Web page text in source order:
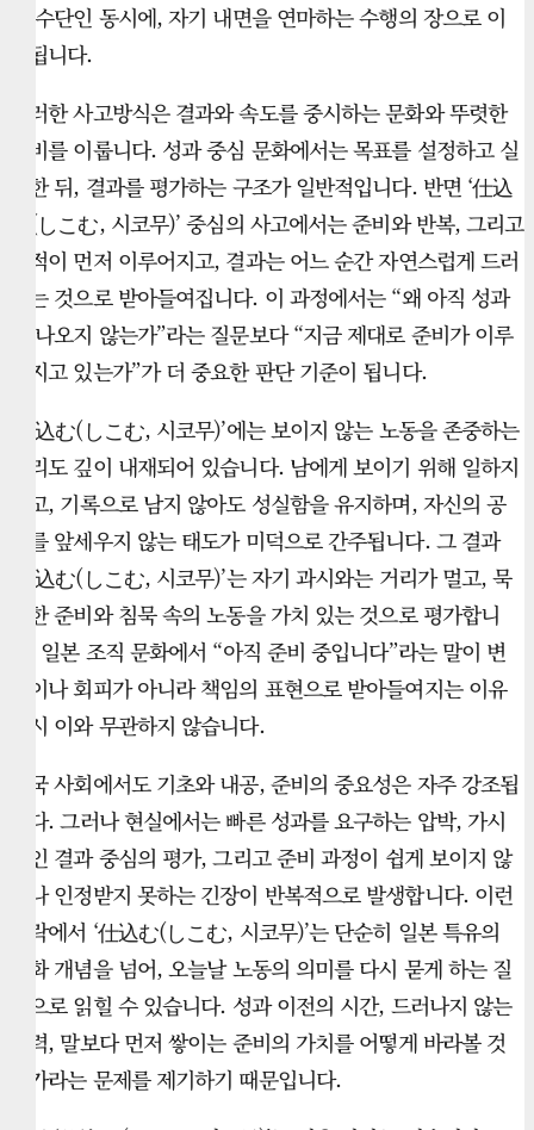
한 수단인 동시에, 자기 내면을 연마하는 수행의 장으로 이
해됩니다.
이러한 사고방식은 결과와 속도를 중시하는 문화와 뚜렷한
대비를 이룹니다. 성과 중심 문화에서는 목표를 설정하고 실
행한 뒤, 결과를 평가하는 구조가 일반적입니다. 반면 ‘仕込
む(しこむ, 시코무)’ 중심의 사고에서는 준비와 반복, 그리고
축적이 먼저 이루어지고, 결과는 어느 순간 자연스럽게 드러
나는 것으로 받아들여집니다. 이 과정에서는 “왜 아직 성과
가 나오지 않는가”라는 질문보다 “지금 제대로 준비가 이루
어지고 있는가”가 더 중요한 판단 기준이 됩니다.
‘仕込む(しこむ, 시코무)’에는 보이지 않는 노동을 존중하는
윤리도 깊이 내재되어 있습니다. 남에게 보이기 위해 일하지
않고, 기록으로 남지 않아도 성실함을 유지하며, 자신의 공
로를 앞세우지 않는 태도가 미덕으로 간주됩니다. 그 결과
‘仕込む(しこむ, 시코무)’는 자기 과시와는 거리가 멀고, 묵
묵한 준비와 침묵 속의 노동을 가치 있는 것으로 평가합니
다. 일본 조직 문화에서 “아직 준비 중입니다”라는 말이 변
명이나 회피가 아니라 책임의 표현으로 받아들여지는 이유
역시 이와 무관하지 않습니다.
한국 사회에서도 기초와 내공, 준비의 중요성은 자주 강조됩
니다. 그러나 현실에서는 빠른 성과를 요구하는 압박, 가시
적인 결과 중심의 평가, 그리고 준비 과정이 쉽게 보이지 않
거나 인정받지 못하는 긴장이 반복적으로 발생합니다. 이런
맥락에서 ‘仕込む(しこむ, 시코무)’는 단순히 일본 특유의
문화 개념을 넘어, 오늘날 노동의 의미를 다시 묻게 하는 질
문으로 읽힐 수 있습니다. 성과 이전의 시간, 드러나지 않는
노력, 말보다 먼저 쌓이는 준비의 가치를 어떻게 바라볼 것
인가라는 문제를 제기하기 때문입니다.